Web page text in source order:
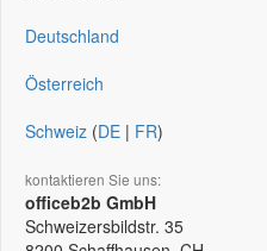
Deutschland
Österreich
Schweiz (DE | FR)
kontaktieren Sie uns:
officeb2b GmbH
Schweizersbildstr. 35